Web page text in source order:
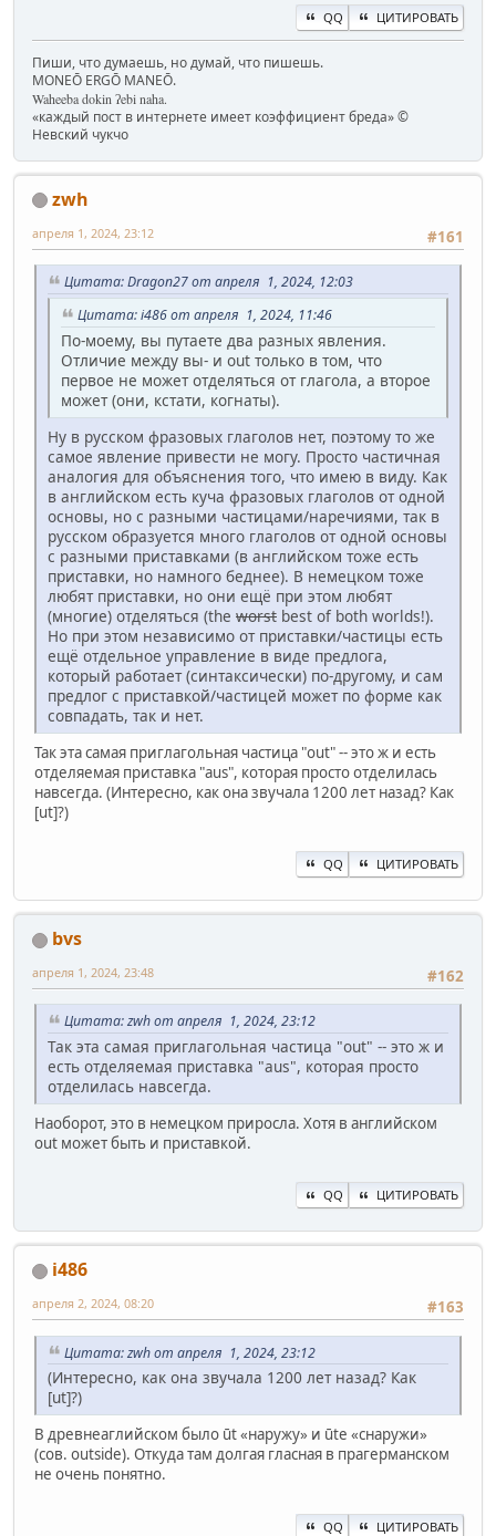
QQ ЦИТИРОВАТЬ
Пиши, что думаешь, но думай, что пишешь.
MONEŌ ERGŌ MANEŌ.
Waheeba dokin ʔebi naha.
«каждый пост в интернете имеет коэффициент бреда» ©
Невский чукчо
zwh
#161
апреля 1, 2024, 23:12
Цитата: Dragon27 от апреля 1, 2024, 12:03
Цитата: i486 от апреля 1, 2024, 11:46
По-моему, вы путаете два разных явления.
Отличие между вы- и out только в том, что
первое не может отделяться от глагола, а второе
может (они, кстати, когнаты).
Ну в русском фразовых глаголов нет, поэтому то же
самое явление привести не могу. Просто частичная
аналогия для объяснения того, что имею в виду. Как
в английском есть куча фразовых глаголов от одной
основы, но с разными частицами/наречиями, так в
русском образуется много глаголов от одной основы
с разными приставками (в английском тоже есть
приставки, но намного беднее). В немецком тоже
любят приставки, но они ещё при этом любят
(многие) отделяться (the worst best of both worlds!).
Но при этом независимо от приставки/частицы есть
ещё отдельное управление в виде предлога,
который работает (синтаксически) по-другому, и сам
предлог с приставкой/частицей может по форме как
совпадать, так и нет.
Так эта самая приглагольная частица "out" -- это ж и есть
отделяемая приставка "aus", которая просто отделилась
навсегда. (Интересно, как она звучала 1200 лет назад? Как
[ut]?)
QQ ЦИТИРОВАТЬ
bvs
#162
апреля 1, 2024, 23:48
Цитата: zwh от апреля 1, 2024, 23:12
Так эта самая приглагольная частица "out" -- это ж и
есть отделяемая приставка "aus", которая просто
отделилась навсегда.
Наоборот, это в немецком приросла. Хотя в английском
out может быть и приставкой.
QQ ЦИТИРОВАТЬ
i486
#163
апреля 2, 2024, 08:20
Цитата: zwh от апреля 1, 2024, 23:12
(Интересно, как она звучала 1200 лет назад? Как
[ut]?)
В древнеаглийском было ūt «наружу» и ūte «снаружи»
(сов. outside). Откуда там долгая гласная в прагерманском
не очень понятно.
QQ ЦИТИРОВАТЬ